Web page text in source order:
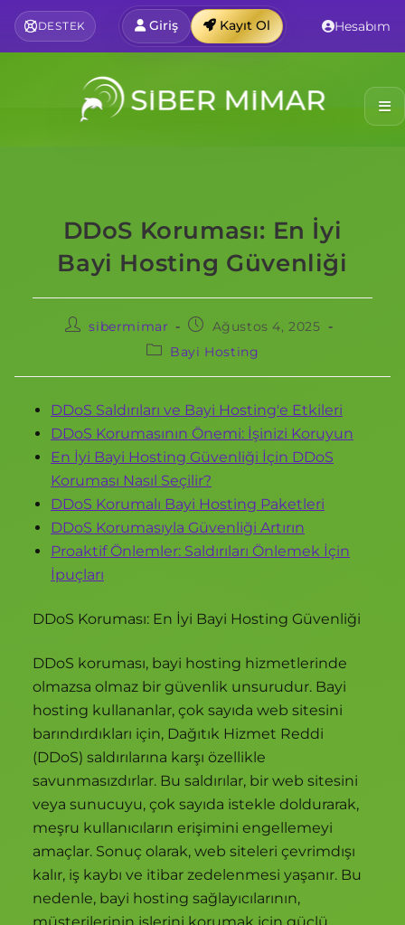
DESTEK Giriş Kayıt Ol Hesabım
DDoS Koruması: En İyi
Bayi Hosting Güvenliği
sibermimar
Ağustos 4, 2025
Bayi Hosting
DDoS Saldırıları ve Bayi Hosting'e Etkileri
DDoS Korumasının Önemi: İşinizi Koruyun
En İyi Bayi Hosting Güvenliği İçin DDoS
Koruması Nasıl Seçilir?
DDoS Korumalı Bayi Hosting Paketleri
DDoS Korumasıyla Güvenliği Artırın
Proaktif Önlemler: Saldırıları Önlemek İçin
İpuçları
DDoS Koruması: En İyi Bayi Hosting Güvenliği
DDoS koruması, bayi hosting hizmetlerinde
olmazsa olmaz bir güvenlik unsurudur. Bayi
hosting kullananlar, çok sayıda web sitesini
barındırdıkları için, Dağıtık Hizmet Reddi
(DDoS) saldırılarına karşı özellikle
savunmasızdırlar. Bu saldırılar, bir web sitesini
veya sunucuyu, çok sayıda istekle doldurarak,
meşru kullanıcıların erişimini engellemeyi
amaçlar. Sonuç olarak, web siteleri çevrimdışı
kalır, iş kaybı ve itibar zedelenmesi yaşanır. Bu
nedenle, bayi hosting sağlayıcılarının,